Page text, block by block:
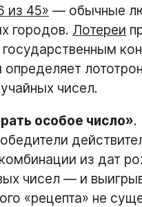
из 45» — обычные
городов. Лотереи
определяет
чисел.
особое число».
из дат
чисел — и
«рецепта» не